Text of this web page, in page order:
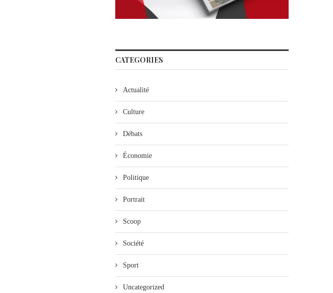
CATEGORIES
Actualité
Culture
Débats
Économie
Politique
Portrait
Scoop
Société
Sport
Uncategorized